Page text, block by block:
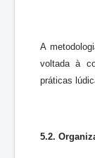
A
voltada à
práticas
5.2.